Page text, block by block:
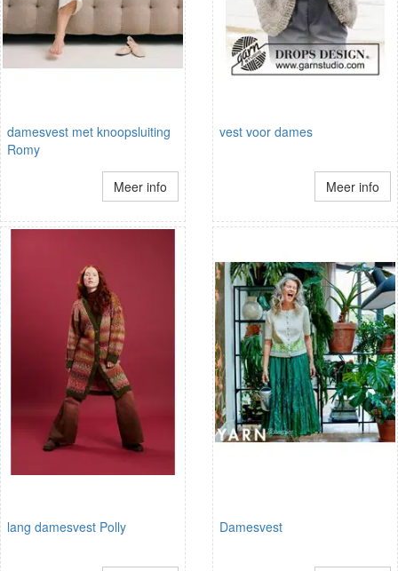
damesvest met knoopsluiting
Romy
Meer info
vest voor dames
Meer info
lang damesvest Polly Damesvest